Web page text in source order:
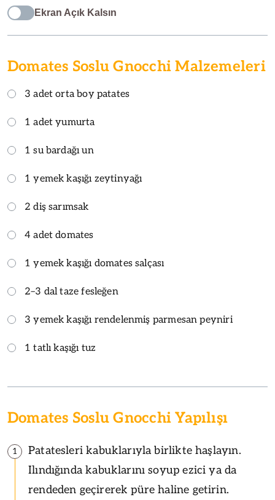
Ekran Açık Kalsın
Domates Soslu Gnocchi Malzemeleri
3 adet orta boy patates
1 adet yumurta
1 su bardağı un
1 yemek kaşığı zeytinyağı
2 diş sarımsak
4 adet domates
1 yemek kaşığı domates salçası
2–3 dal taze fesleğen
3 yemek kaşığı rendelenmiş parmesan peyniri
1 tatlı kaşığı tuz
Domates Soslu Gnocchi Yapılışı
1
Patatesleri kabuklarıyla birlikte haşlayın.
Ilındığında kabuklarını soyup ezici ya da
rendeden geçirerek püre haline getirin.